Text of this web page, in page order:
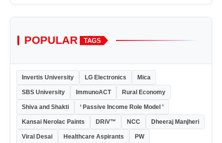
POPULAR TAGS
Invertis University LG Electronics Mica
SBS University ImmunoACT Rural Economy
Shiva and Shakti ‘ Passive Income Role Model ’
Kansai Nerolac Paints DRiV™ NCC Dheeraj Manjheri
Viral Desai Healthcare Aspirants PW